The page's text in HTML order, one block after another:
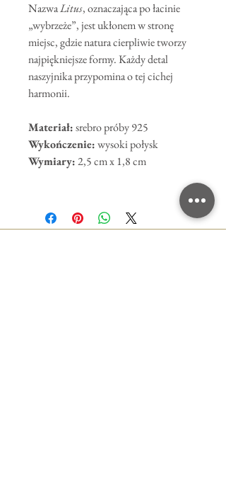
NazwaLitus, oznaczająca po łacinie
„wybrzeże”, jest ukłonem w stronę
miejsc, gdzie natura cierpliwie tworzy
najpiękniejsze formy. Każdy detal
naszyjnika przypomina o tej cichej
harmonii.
Materiał:srebro próby 925
Wykończenie:wysoki połysk
Wymiary:2,5 cm x 1,8 cm